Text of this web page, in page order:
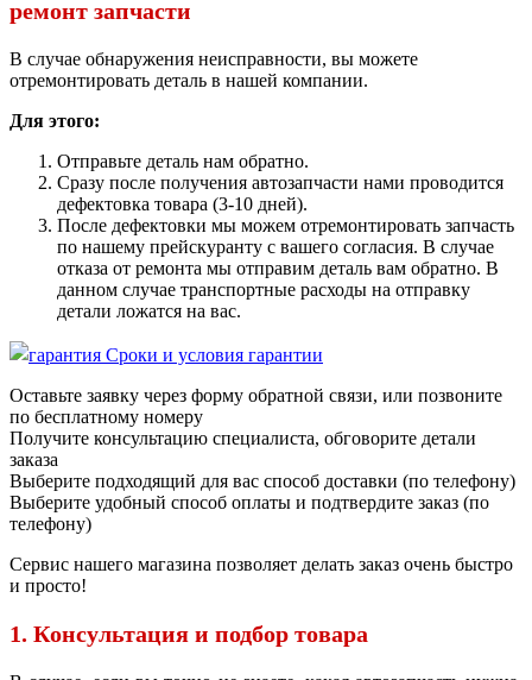
ремонт запчасти
В случае обнаружения неисправности, вы можете
отремонтировать деталь в нашей компании.
Для этого:
Отправьте деталь нам обратно.
Сразу после получения автозапчасти нами проводится
дефектовка товара (3-10 дней).
После дефектовки мы можем отремонтировать запчасть
по нашему прейскуранту с вашего согласия. В случае
отказа от ремонта мы отправим деталь вам обратно. В
данном случае транспортные расходы на отправку
детали ложатся на вас.
Сроки и условия гарантии
Оставьте заявку через форму обратной связи, или позвоните
по бесплатному номеру
Получите консультацию специалиста, обговорите детали
заказа
Выберите подходящий для вас способ доставки (по телефону)
Выберите удобный способ оплаты и подтвердите заказ (по
телефону)
Сервис нашего магазина позволяет делать заказ очень быстро
и просто!
1. Консультация и подбор товара